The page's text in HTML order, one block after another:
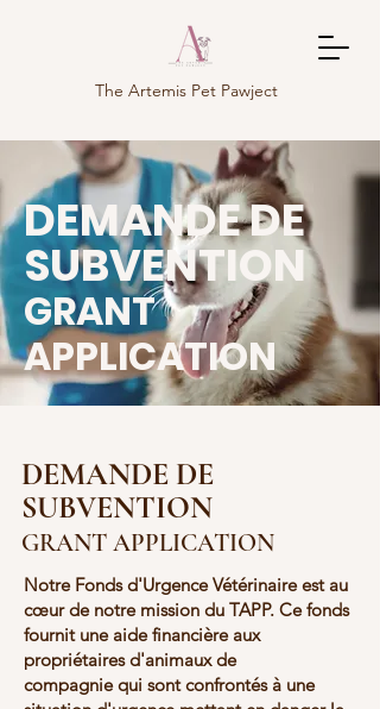
The Artemis Pet Pawject
DEMANDE DE
SUBVENTION
GRANT
APPLICATION
DEMANDE DE
SUBVENTION
GRANT APPLICATION
Notre Fonds d'Urgence Vétérinaireest au
cœur de notre mission du TAPP. Ce fonds
fournit une aide financière aux
propriétaires d'animaux de
compagniequi sont confrontés à une